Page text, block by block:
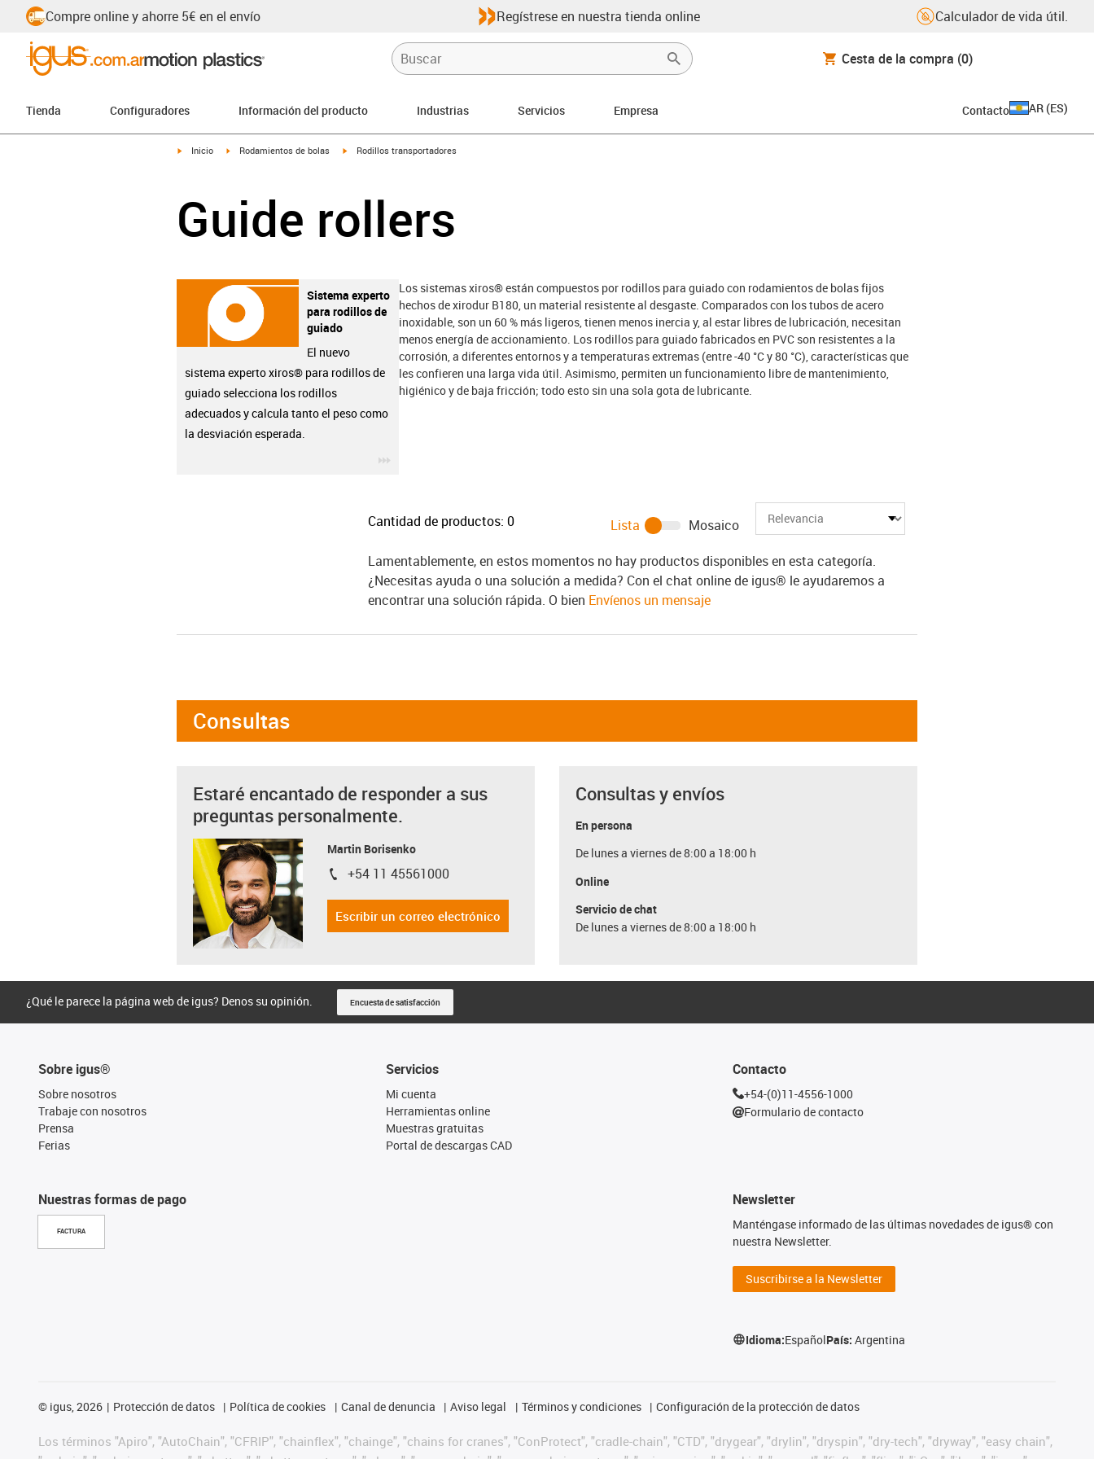
Compre online y ahorre 5€ en el envío Regístrese en nuestra tienda online Calculador de vida útil.
Cesta de la compra (0)
Tienda Configuradores Información del producto Industrias Servicios Empresa Contacto AR (ES)
igus-icon-arrow-right
Inicio igus-icon-arrow-right
Rodamientos de bolas igus-icon-arrow-right
Rodillos transportadores
Guide rollers
Los sistemas xiros® están compuestos por rodillos para guiado con rodamientos de bolas fijos
hechos de xirodur B180, un material resistente al desgaste. Comparados con los tubos de acero
inoxidable, son un 60 % más ligeros, tienen menos inercia y, al estar libres de lubricación, necesitan
menos energía de accionamiento. Los rodillos para guiado fabricados en PVC son resistentes a la
corrosión, a diferentes entornos y a temperaturas extremas (entre -40 °C y 80 °C), características que
les confieren una larga vida útil. Asimismo, permiten un funcionamiento libre de mantenimiento,
higiénico y de baja fricción; todo esto sin una sola gota de lubricante.
Sistema experto
para rodillos de
guiado
El nuevo
sistema experto xiros® para rodillos de
guiado selecciona los rodillos
adecuados y calcula tanto el peso como
la desviación esperada.
Cantidad de productos: 0 Lista
Mosaico
Lamentablemente, en estos momentos no hay productos disponibles en esta categoría.
¿Necesitas ayuda o una solución a medida? Con el chat online de igus® le ayudaremos a
encontrar una solución rápida. O bien Envíenos un mensaje
Consultas
Estaré encantado de responder a sus
preguntas personalmente.
Martin Borisenko
igus-icon-phone
+54 11 45561000
Escribir un correo electrónico
Consultas y envíos
En persona
De lunes a viernes de 8:00 a 18:00 h
Online
Servicio de chat
De lunes a viernes de 8:00 a 18:00 h
¿Qué le parece la página web de igus? Denos su opinión. Encuesta de satisfacción
Sobre igus®
Sobre nosotros
Trabaje con nosotros
Prensa
Ferias
Nuestras formas de pago
FACTURA
Servicios
Mi cuenta
Herramientas online
Muestras gratuitas
Portal de descargas CAD
Contacto
+54-(0)11-4556-1000
Formulario de contacto
Newsletter
Manténgase informado de las últimas novedades de igus® con
nuestra Newsletter.
Suscribirse a la Newsletter
Idioma:EspañolPaís:Argentina
© igus, 2026 Protección de datos Política de cookies Canal de denuncia Aviso legal Términos y condiciones Configuración de la protección de datos
Los términos "Apiro", "AutoChain", "CFRIP", "chainflex", "chainge", "chains for cranes", "ConProtect", "cradle-chain", "CTD", "drygear", "drylin", "dryspin", "dry-tech", "dryway", "easy chain",